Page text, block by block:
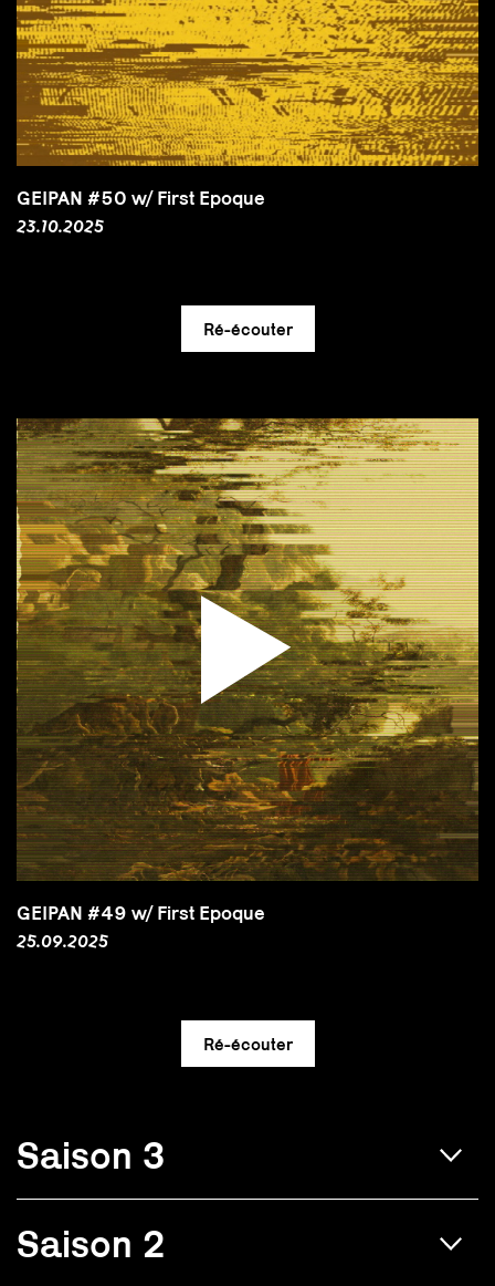
GEIPAN #50 w/ First Epoque
23.10.2025
GEIPAN #49 w/ First Epoque
25.09.2025
Saison 3
Saison 2